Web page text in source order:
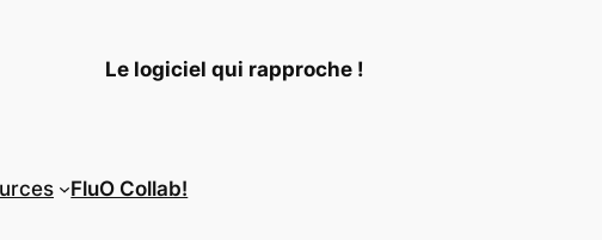
Le logiciel qui rapproche !
FluO Collab!